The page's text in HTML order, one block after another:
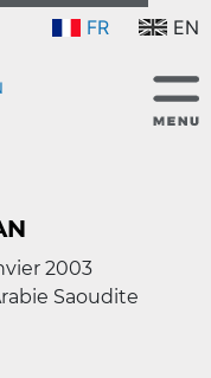
FR EN
2003
Saoudite